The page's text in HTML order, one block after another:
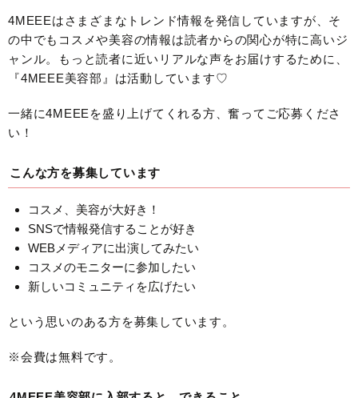
4MEEEはさまざまなトレンド情報を発信していますが、そ
の中でもコスメや美容の情報は読者からの関心が特に高いジ
ャンル。もっと読者に近いリアルな声をお届けするために、
『4MEEE美容部』は活動しています♡
一緒に4MEEEを盛り上げてくれる方、奮ってご応募くださ
い！
こんな方を募集しています
コスメ、美容が大好き！
SNSで情報発信することが好き
WEBメディアに出演してみたい
コスメのモニターに参加したい
新しいコミュニティを広げたい
という思いのある方を募集しています。
※会費は無料です。